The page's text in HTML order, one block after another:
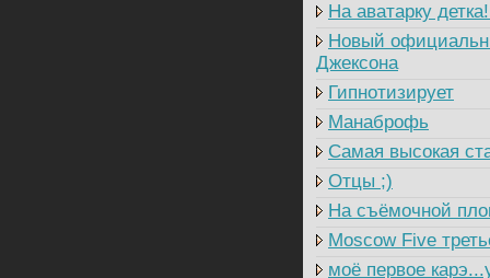
На аватарку
Новый
Джексона
Гипнотизирует
Манаброфь
Самая высокая
Отцы ;)
На съёмочной
Moscow Five
моё первое